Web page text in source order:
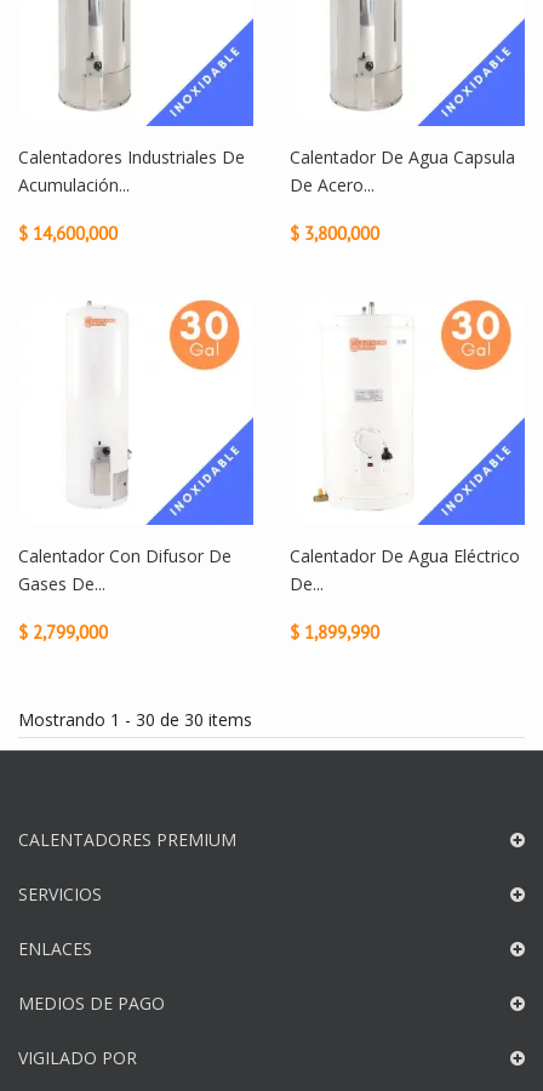
Calentadores Industriales De
Acumulación...
$ 14,600,000
Calentador De Agua Capsula
De Acero...
$ 3,800,000
Calentador Con Difusor De
Gases De...
$ 2,799,000
Calentador De Agua Eléctrico
De...
$ 1,899,990
Mostrando 1 - 30 de 30 items
CALENTADORES PREMIUM
SERVICIOS
ENLACES
MEDIOS DE PAGO
VIGILADO POR